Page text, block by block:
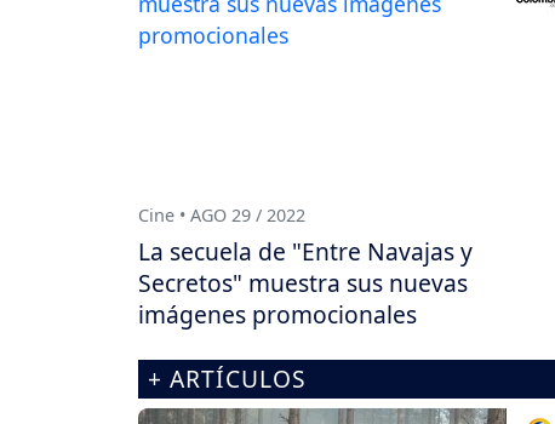
Cine • AGO 29 / 2022
La secuela de "Entre Navajas y
Secretos" muestra sus nuevas
imágenes promocionales
+ ARTÍCULOS